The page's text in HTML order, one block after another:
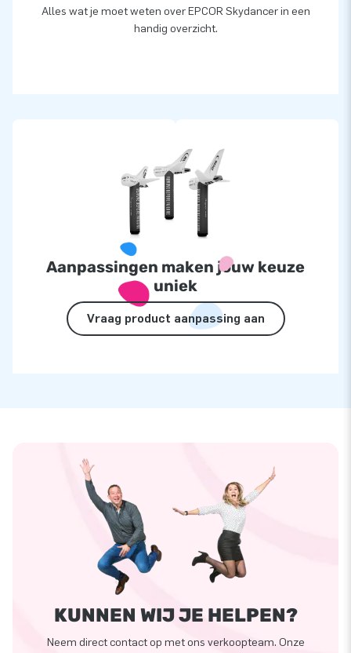
Alles wat je moet weten over EPCOR Skydancer in een
handig overzicht.
Aanpassingen maken jouw keuze
uniek
Vraag product aanpassing aan
KUNNEN WIJ JE HELPEN?
Neem direct contact op met ons verkoopteam. Onze